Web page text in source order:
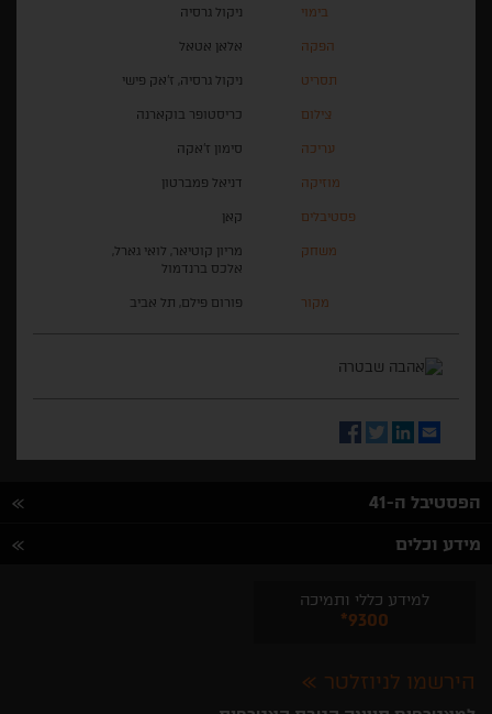
בימוי ניקול גרסיה
הפקה אלאן אטאל
תסריט ניקול גרסיה, ז'אק פישי
צילום כריסטופר בוקארנה
עריכה סימון ז'אקה
מוזיקה דניאל פמברטון
פסטיבלים קאן
משחק
מריון קוטיאר, לואי גארל,
אלכס ברנדמול
מקור פורום פילם, תל אביב
Email
LinkedIn
Twitter
Facebook
הפסטיבל ה-41
מידע וכלים
למידע כללי ותמיכה
*9300
הירשמו לניוזלטר